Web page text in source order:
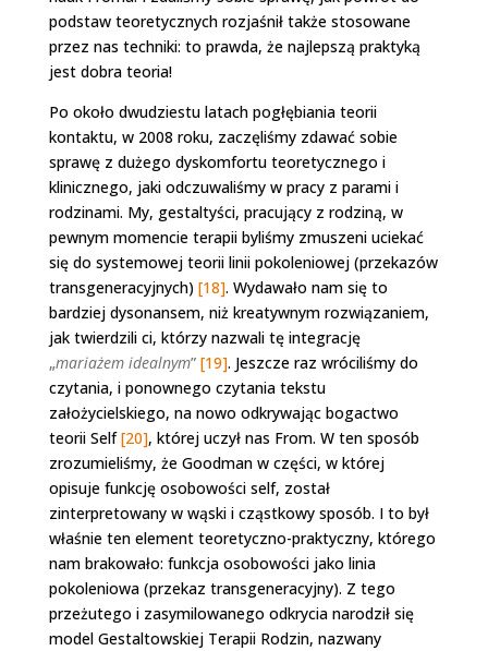
podstaw teoretycznych rozjaśnił także stosowane
przez nas techniki: to prawda, że najlepszą praktyką
jest dobra teoria!
Po około dwudziestu latach pogłębiania teorii
kontaktu, w 2008 roku, zaczęliśmy zdawać sobie
sprawę z dużego dyskomfortu teoretycznego i
klinicznego, jaki odczuwaliśmy w pracy z parami i
rodzinami. My, gestaltyści, pracujący z rodziną, w
pewnym momencie terapii byliśmy zmuszeni uciekać
się do systemowej teorii linii pokoleniowej (przekazów
transgeneracyjnych) [18]. Wydawało nam się to
bardziej dysonansem, niż kreatywnym rozwiązaniem,
jak twierdzili ci, którzy nazwali tę integrację
„mariażem idealnym” [19]. Jeszcze raz wróciliśmy do
czytania, i ponownego czytania tekstu
założycielskiego, na nowo odkrywając bogactwo
teorii Self[20], której uczył nas From. W ten sposób
zrozumieliśmy, że Goodman w części, w której
opisuje funkcję osobowości self, został
zinterpretowany w wąski i cząstkowy sposób. I to był
właśnie ten element teoretyczno-praktyczny, którego
nam brakowało: funkcja osobowości jako linia
pokoleniowa (przekaz transgeneracyjny). Z tego
przeżutego i zasymilowanego odkrycia narodził się
model Gestaltowskiej Terapii Rodzin, nazwany